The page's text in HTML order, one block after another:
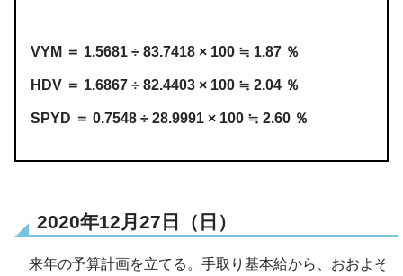
VYM ＝ 1.5681 ÷ 83.7418 × 100 ≒ 1.87 ％
HDV ＝ 1.6867 ÷ 82.4403 × 100 ≒ 2.04 ％
SPYD ＝ 0.7548 ÷ 28.9991 × 100 ≒ 2.60 ％
2020年12月27日（日）
来年の予算計画を立てる。手取り基本給から、おおよそ